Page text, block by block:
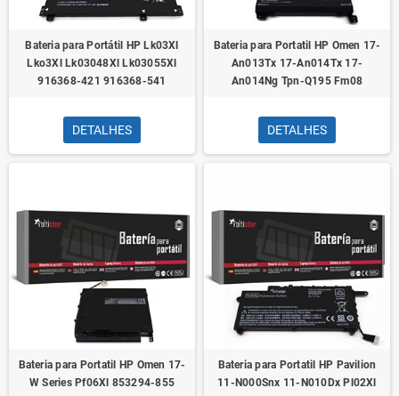
Bateria para Portátil HP Lk03Xl
Lko3Xl Lk03048Xl Lk03055Xl
916368-421 916368-541
DETALHES
Bateria para Portatil HP Omen 17-
An013Tx 17-An014Tx 17-
An014Ng Tpn-Q195 Fm08
DETALHES
Bateria para Portatil HP Omen 17-
W Series Pf06Xl 853294-855
Bateria para Portatil HP Pavilion
11-N000Snx 11-N010Dx Pl02Xl